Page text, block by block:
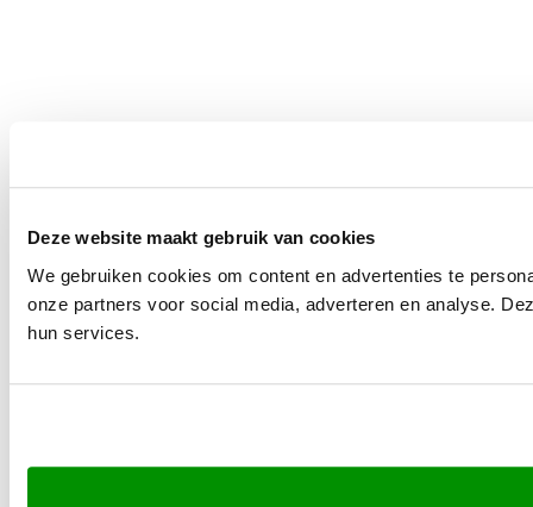
Deze website maakt gebruik van cookies
We gebruiken cookies om content en advertenties te
onze partners voor social media, adverteren en analyse.
hun services.